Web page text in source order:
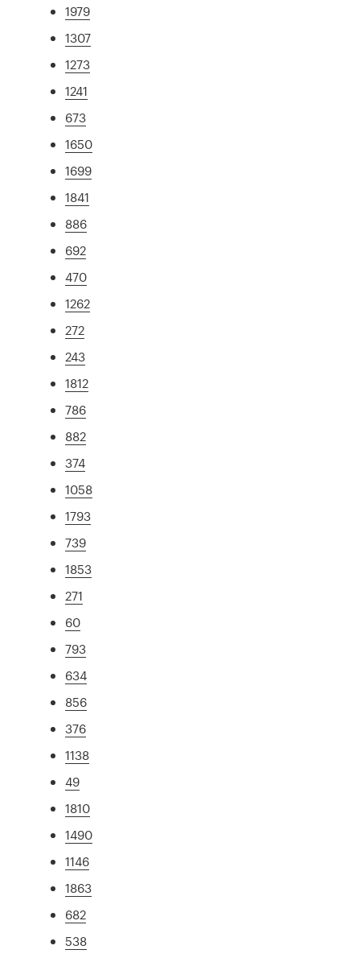
1979
1307
1273
1241
673
1650
1699
1841
886
692
470
1262
272
243
1812
786
882
374
1058
1793
739
1853
271
60
793
634
856
376
1138
49
1810
1490
1146
1863
682
538